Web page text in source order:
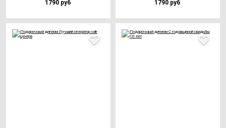
1790 руб 1790 руб